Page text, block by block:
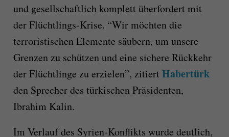
und gesellschaftlich komplett überfordert mit
der Flüchtlings-Krise. “Wir möchten die
terroristischen Elemente säubern, um unsere
Grenzen zu schützen und eine sichere Rückkehr
der Flüchtlinge zu erzielen”, zitiert Habertürk
den Sprecher des türkischen Präsidenten,
Ibrahim Kalin.
Im Verlauf des Syrien-Konflikts wurde deutlich,